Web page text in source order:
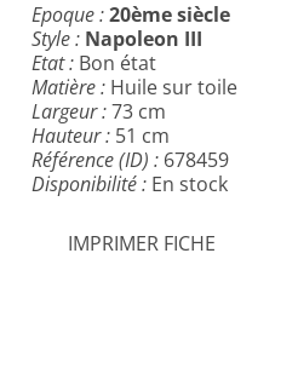
Epoque :20ème siècle
Style : Napoleon III
Etat : Bon état
Matière : Huile sur toile
Largeur :73 cm
Hauteur : 51 cm
Référence (ID) : 678459
Disponibilité : En stock
IMPRIMER FICHE